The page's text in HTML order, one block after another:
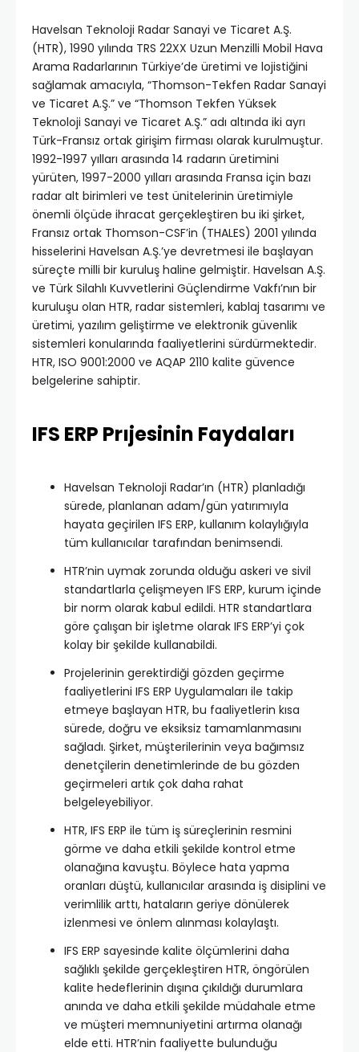
Havelsan Teknoloji Radar Sanayi ve Ticaret A.Ş.
(HTR), 1990 yılında TRS 22XX Uzun Menzilli Mobil Hava
Arama Radarlarının Türkiye’de üretimi ve lojistiğini
sağlamak amacıyla, “Thomson-Tekfen Radar Sanayi
ve Ticaret A.Ş.” ve “Thomson Tekfen Yüksek
Teknoloji Sanayi ve Ticaret A.Ş.” adı altında iki ayrı
Türk-Fransız ortak girişim firması olarak kurulmuştur.
1992-1997 yılları arasında 14 radarın üretimini
yürüten, 1997-2000 yılları arasında Fransa için bazı
radar alt birimleri ve test ünitelerinin üretimiyle
önemli ölçüde ihracat gerçekleştiren bu iki şirket,
Fransız ortak Thomson-CSF’in (THALES) 2001 yılında
hisselerini Havelsan A.Ş.’ye devretmesi ile başlayan
süreçte milli bir kuruluş haline gelmiştir. Havelsan A.Ş.
ve Türk Silahlı Kuvvetlerini Güçlendirme Vakfı’nın bir
kuruluşu olan HTR, radar sistemleri, kablaj tasarımı ve
üretimi, yazılım geliştirme ve elektronik güvenlik
sistemleri konularında faaliyetlerini sürdürmektedir.
HTR, ISO 9001:2000 ve AQAP 2110 kalite güvence
belgelerine sahiptir.
IFS ERP Prıjesinin Faydaları
Havelsan Teknoloji Radar’ın (HTR) planladığı
sürede, planlanan adam/gün yatırımıyla
hayata geçirilen IFS ERP, kullanım kolaylığıyla
tüm kullanıcılar tarafından benimsendi.
HTR’nin uymak zorunda olduğu askeri ve sivil
standartlarla çelişmeyen IFS ERP, kurum içinde
bir norm olarak kabul edildi. HTR standartlara
göre çalışan bir işletme olarak IFS ERP’yi çok
kolay bir şekilde kullanabildi.
Projelerinin gerektirdiği gözden geçirme
faaliyetlerini IFS ERP Uygulamaları ile takip
etmeye başlayan HTR, bu faaliyetlerin kısa
sürede, doğru ve eksiksiz tamamlanmasını
sağladı. Şirket, müşterilerinin veya bağımsız
denetçilerin denetimlerinde de bu gözden
geçirmeleri artık çok daha rahat
belgeleyebiliyor.
HTR, IFS ERP ile tüm iş süreçlerinin resmini
görme ve daha etkili şekilde kontrol etme
olanağına kavuştu. Böylece hata yapma
oranları düştü, kullanıcılar arasında iş disiplini ve
verimlilik arttı, hataların geriye dönülerek
izlenmesi ve önlem alınması kolaylaştı.
IFS ERP sayesinde kalite ölçümlerini daha
sağlıklı şekilde gerçekleştiren HTR, öngörülen
kalite hedeflerinin dışına çıkıldığı durumlara
anında ve daha etkili şekilde müdahale etme
ve müşteri memnuniyetini artırma olanağı
elde etti. HTR’nin faaliyette bulunduğu